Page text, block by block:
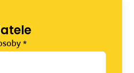
*